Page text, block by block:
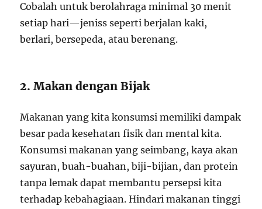
Cobalah untuk berolahraga minimal 30 menit
setiap hari—jeniss seperti berjalan kaki,
berlari, bersepeda, atau berenang.
2. Makan dengan Bijak
Makanan yang kita konsumsi memiliki dampak
besar pada kesehatan fisik dan mental kita.
Konsumsi makanan yang seimbang, kaya akan
sayuran, buah-buahan, biji-bijian, dan protein
tanpa lemak dapat membantu persepsi kita
terhadap kebahagiaan. Hindari makanan tinggi